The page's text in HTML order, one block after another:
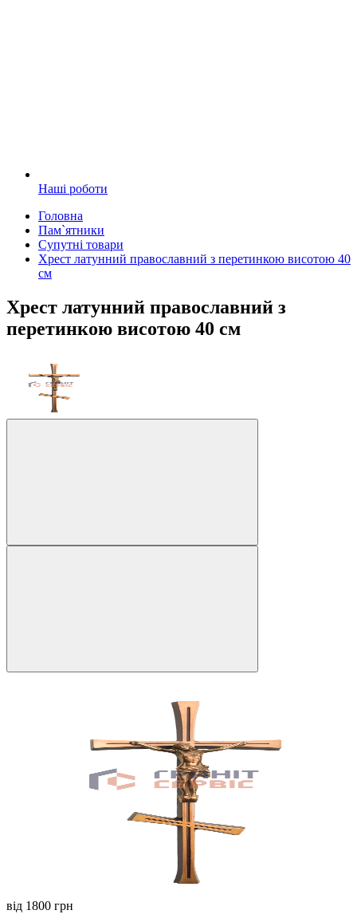
Наші роботи
Головна
Пам`ятники
Супутні товари
Хрест латунний православний з перетинкою висотою 40
см
Хрест латунний православний з
перетинкою висотою 40 см
від 1800 грн